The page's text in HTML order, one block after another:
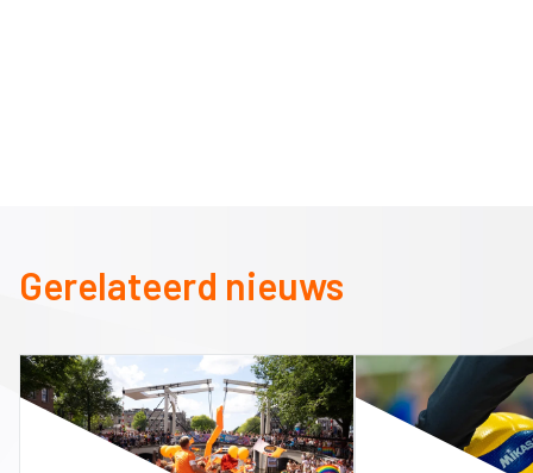
Gerelateerd nieuws